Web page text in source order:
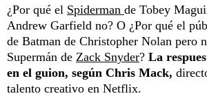
¿Por qué el Spiderman de Tobey
Andrew Garfield no? O ¿Por qué el
de Batman de Christopher Nolan pero
Supermán de Zack Snyder? La
en el guion, según Chris Mack,
talento creativo en Netflix.